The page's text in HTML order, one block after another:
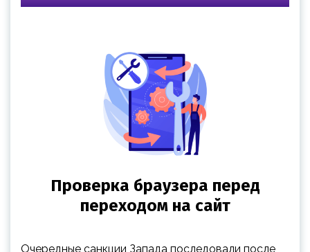
Очередные санкции Запада последовали после